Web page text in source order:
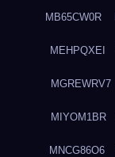
MB65CW0R
MEHPQXEI
MGREWRV7
MIYOM1BR
MNCG86O6